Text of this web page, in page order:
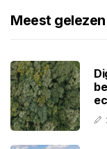
Meest